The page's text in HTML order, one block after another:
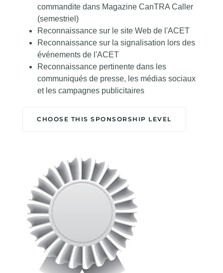
commandite dans Magazine CanTRA Caller
(semestriel)
Reconnaissance sur le site Web de l'ACET
Reconnaissance sur la signalisation lors des
événements de l'ACET
Reconnaissance pertinente dans les
communiqués de presse, les médias sociaux
et les campagnes publicitaires
CHOOSE THIS SPONSORSHIP LEVEL